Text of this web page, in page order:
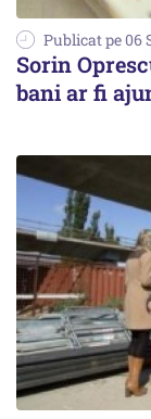
Publicat pe 06
Sorin
bani ar fi